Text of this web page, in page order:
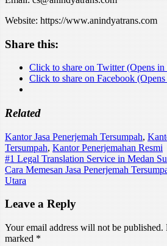
Website: https://www.anindyatrans.com
Share this:
Click to share on Twitter (Opens
Click to share on Facebook
Related
Kantor Jasa Penerjemah Tersumpah,
Tersumpah,Kantor Penerjemahan Resmi
Post
navigation
#1 Legal Translation Service in Medan
Cara Memesan Jasa Penerjemah
Utara
Leave a Reply
Your email address will not be published.
marked*